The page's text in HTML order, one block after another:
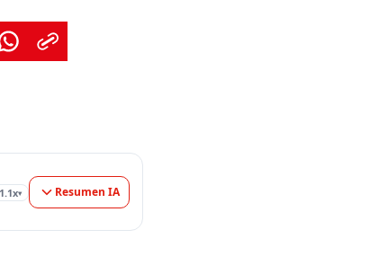
1.1x▾ Resumen IA